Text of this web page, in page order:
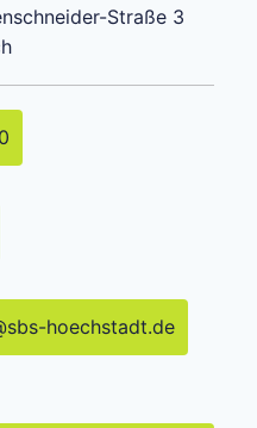
Straße 3
sbs-hoechstadt.de